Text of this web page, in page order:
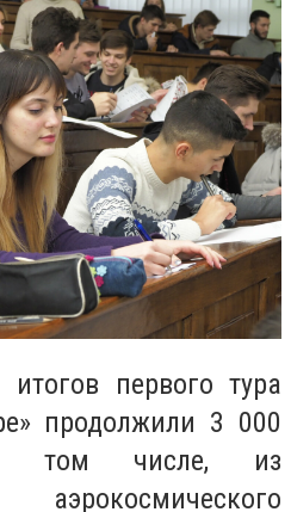
первого тура
продолжили 3 000
в том числе, из